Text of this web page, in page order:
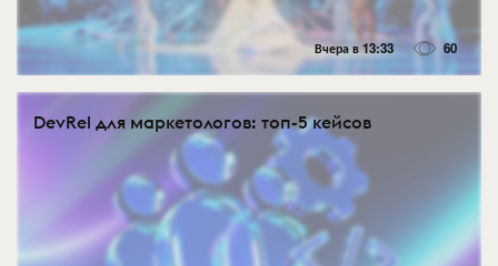
Вчера в 13:33 60
DevRel для маркетологов: топ-5 кейсов